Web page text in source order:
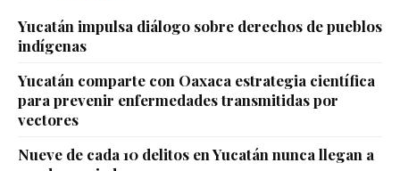
Yucatán impulsa diálogo sobre derechos de pueblos
indígenas
Yucatán comparte con Oaxaca estrategia científica
para prevenir enfermedades transmitidas por
vectores
Nueve de cada 10 delitos en Yucatán nunca llegan a